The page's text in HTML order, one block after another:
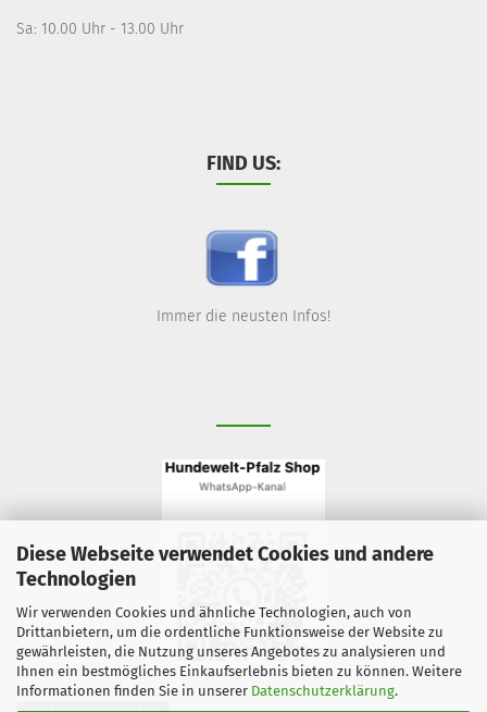
Diese Webseite verwendet Cookies und andere
Technologien
Wir verwenden Cookies und ähnliche Technologien, auch von
Drittanbietern, um die ordentliche Funktionsweise der Website zu
gewährleisten, die Nutzung unseres Angebotes zu analysieren und
Ihnen ein bestmögliches Einkaufserlebnis bieten zu können. Weitere
Informationen finden Sie in unserer Datenschutzerklärung.
Sa: 10.00 Uhr - 13.00 Uhr
FIND US:
Immer die neusten Infos!